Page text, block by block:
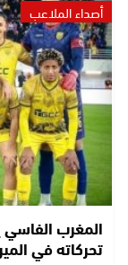
أصداء الملاعب
المغرب
تحركاته في